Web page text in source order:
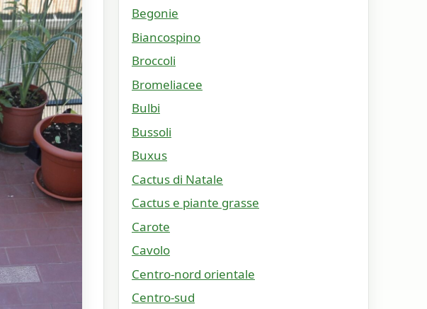
Begonie
Biancospino
Broccoli
Bromeliacee
Bulbi
Bussoli
Buxus
Cactus di Natale
Cactus e piante grasse
Carote
Cavolo
Centro-nord orientale
Centro-sud